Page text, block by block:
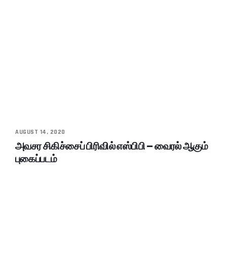
AUGUST 14, 2020
அவசர சிகிச்சைப் பிரிவில் எஸ்பிபி – வைரல் ஆகும்
புகைப்படம்